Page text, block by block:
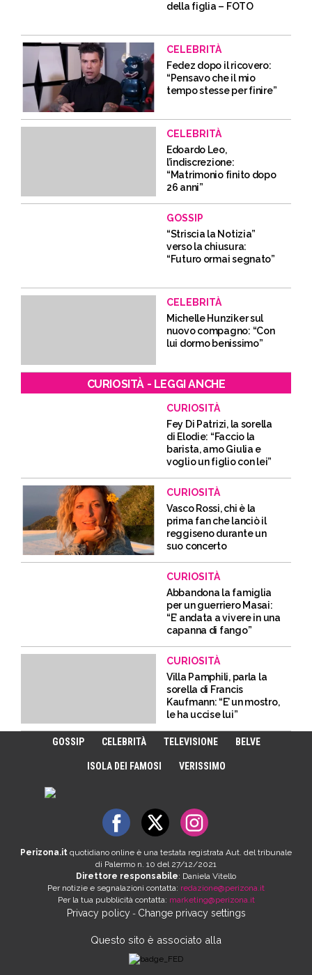
della figlia – FOTO
CELEBRITÀ
Fedez dopo il ricovero:
“Pensavo che il mio
tempo stesse per finire”
CELEBRITÀ
Edoardo Leo,
l’indiscrezione:
“Matrimonio finito dopo
26 anni”
GOSSIP
“Striscia la Notizia”
verso la chiusura:
“Futuro ormai segnato”
CELEBRITÀ
Michelle Hunziker sul
nuovo compagno: “Con
lui dormo benissimo”
CURIOSITÀ - LEGGI ANCHE
CURIOSITÀ
Fey Di Patrizi, la sorella
di Elodie: “Faccio la
barista, amo Giulia e
voglio un figlio con lei”
CURIOSITÀ
Vasco Rossi, chi è la
prima fan che lanciò il
reggiseno durante un
suo concerto
CURIOSITÀ
Abbandona la famiglia
per un guerriero Masai:
“E’ andata a vivere in una
capanna di fango”
CURIOSITÀ
Villa Pamphili, parla la
sorella di Francis
Kaufmann: “E’ un mostro,
le ha uccise lui”
GOSSIP CELEBRITÀ TELEVISIONE BELVE
ISOLA DEI FAMOSI VERISSIMO
Perizona.it quotidiano online è una testata registrata Aut. del tribunale
di Palermo n. 10 del 27/12/2021
Direttore responsabile: Daniela Vitello
Per notizie e segnalazioni contatta: redazione@perizona.it
Per la tua pubblicità contatta: marketing@perizona.it
Privacy policy- Change privacy settings
Questo sito è associato alla